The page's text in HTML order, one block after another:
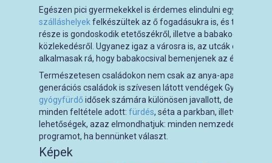
Egészen pici gyermekekkel is érdemes elindulni egy
szálláshelyek felkészültek az ő fogadásukra is, és
része is gondoskodik etetőszékről, illetve a babakocsik
közlekedésről. Ugyanez igaz a városra is, az utcák és az
alkalmasak rá, hogy babakocsival bemenjenek az érintettek.
Természetesen családokon nem csak az anya-apa-gyerek/
generációs családok is szívesen látott vendégek
gyógyfürdőidősek számára különösen javallott, de az
minden feltétele adott: fürdés, séta a parkban, illetve a
lehetőségek, azaz elmondhatjuk: minden nemzedék talál
programot, ha bennünket választ.
Képek